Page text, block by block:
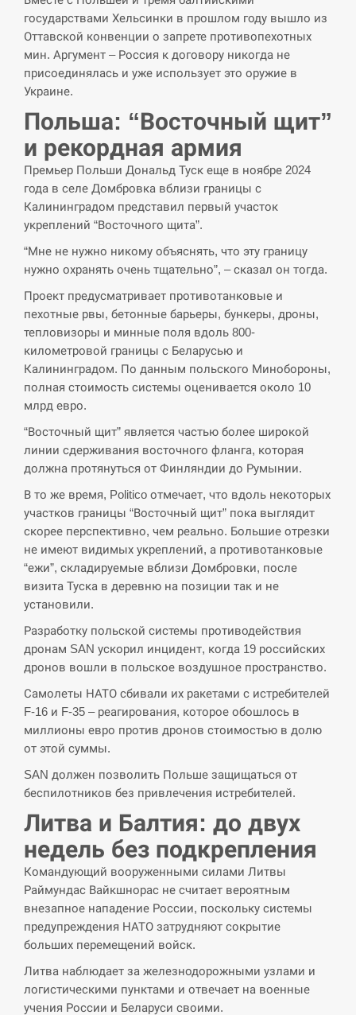
государствами Хельсинки в прошлом году вышло из
Оттавской конвенции о запрете противопехотных
мин. Аргумент – Россия к договору никогда не
присоединялась и уже использует это оружие в
Украине.
Польша: “Восточный щит”
и рекордная армия
Премьер Польши Дональд Туск еще в ноябре 2024
года в селе Домбровка вблизи границы с
Калининградом представил первый участок
укреплений “Восточного щита”.
“Мне не нужно никому объяснять, что эту границу
нужно охранять очень тщательно”, – сказал он тогда.
Проект предусматривает противотанковые и
пехотные рвы, бетонные барьеры, бункеры, дроны,
тепловизоры и минные поля вдоль 800-
километровой границы с Беларусью и
Калининградом. По данным польского Минобороны,
полная стоимость системы оценивается около 10
млрд евро.
“Восточный щит” является частью более широкой
линии сдерживания восточного фланга, которая
должна протянуться от Финляндии до Румынии.
В то же время, Politico отмечает, что вдоль некоторых
участков границы “Восточный щит” пока выглядит
скорее перспективно, чем реально. Большие отрезки
не имеют видимых укреплений, а противотанковые
“ежи”, складируемые вблизи Домбровки, после
визита Туска в деревню на позиции так и не
установили.
Разработку польской системы противодействия
дронам SAN ускорил инцидент, когда 19 российских
дронов вошли в польское воздушное пространство.
Самолеты НАТО сбивали их ракетами с истребителей
F-16 и F-35 – реагирования, которое обошлось в
миллионы евро против дронов стоимостью в долю
от этой суммы.
SAN должен позволить Польше защищаться от
беспилотников без привлечения истребителей.
Литва и Балтия: до двух
недель без подкрепления
Командующий вооруженными силами Литвы
Раймундас Вайкшнорас не считает вероятным
внезапное нападение России, поскольку системы
предупреждения НАТО затрудняют сокрытие
больших перемещений войск.
Литва наблюдает за железнодорожными узлами и
логистическими пунктами и отвечает на военные
учения России и Беларуси своими.